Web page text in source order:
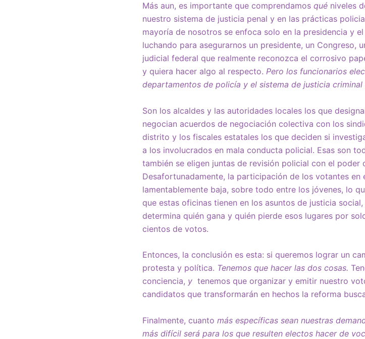
Más aun, es importante que comprendamos qué niveles
nuestro sistema de justicia penal y en las prácticas
mayoría de nosotros se enfoca solo en la presidencia y
luchando para asegurarnos un presidente, un Congreso,
judicial federal que realmente reconozca el corrosivo
y quiera hacer algo al respecto. Pero los funcionarios
departamentos de policía y el sistema de justicia
Son los alcaldes y las autoridades locales los que
negocian acuerdos de negociación colectiva con los
distrito y los fiscales estatales los que deciden si
a los involucrados en mala conducta policial. Esas son
también se eligen juntas de revisión policial con el
Desafortunadamente, la participación de los votantes en
lamentablemente baja, sobre todo entre los jóvenes, lo
que estas oficinas tienen en los asuntos de justicia
determina quién gana y quién pierde esos lugares por
cientos de votos.
Entonces, la conclusión es esta: si queremos lograr un
protesta y política. Tenemos que hacer las dos cosas.
conciencia, y tenemos que organizar y emitir nuestro
candidatos que transformarán en hechos la reforma
Finalmente, cuanto más específicas sean nuestras
más difícil será para los que resulten electos hacer de